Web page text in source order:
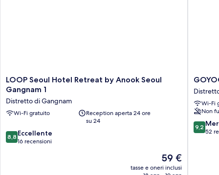
LOOP
Seoul
Hotel
Retreat
by
Seoul
Gangnam
LOOP Seoul Hotel Retreat by Anook Seoul
Gangnam 1
Distretto di Gangnam
Wi-Fi gratuito
Reception aperta 24 ore
su 24
8.8
su
8,8 Eccellente
16 recensioni
Il
prezzo
59 €
tasse e oneri inclusi
GOYOO
INN
&
HOMES
di
Wi-Fi
Non
9.2
su
9,2
52